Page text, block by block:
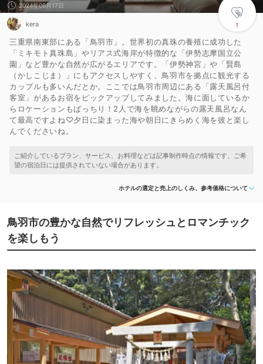
1
2024年06月17日
kera
三重県南東部にある「鳥羽市」。世界初の真珠の養殖に成功した
「ミキモト真珠島」やリアス式海岸が特徴的な「伊勢志摩国立公
園」など豊かな自然が広がるエリアです。「伊勢神宮」や「賢島
（かしこじま）」にもアクセスしやすく、鳥羽市を拠点に観光する
カップルも多いんだとか。ここでは鳥羽市周辺にある「露天風呂付
客室」があるお宿をピックアップしてみました。海に面しているか
らロケーションもばっちり！2人で海を眺めながらの露天風呂なん
て最高ですよね♡夕日に染まった海や朝日にきらめく海を彼と楽し
んでくださいね。
ホテルの選定と売上のしくみ、参考価格について
鳥羽市の豊かな自然でリフレッシュとロマンチック
を楽しもう